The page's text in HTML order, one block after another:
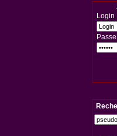
Login
Passe